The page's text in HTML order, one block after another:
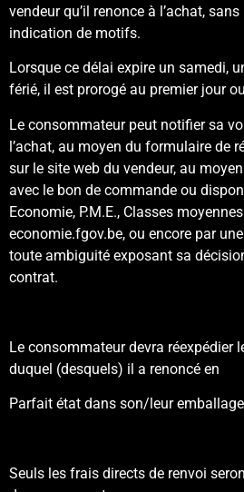
vendeur qu’il renonce à l’achat,
indication de motifs.
Lorsque ce délai expire un samedi,
férié, il est prorogé au premier jour
Le consommateur peut notifier sa
l’achat, au moyen du formulaire de
sur le site web du vendeur, au
avec le bon de commande ou
Economie, P.M.E., Classes
economie.fgov.be, ou encore par
toute ambiguité exposant sa
contrat.
Le consommateur devra réexpédier
duquel (desquels) il a renoncé en
Parfait état dans son/leur emballage
Seuls les frais directs de renvoi